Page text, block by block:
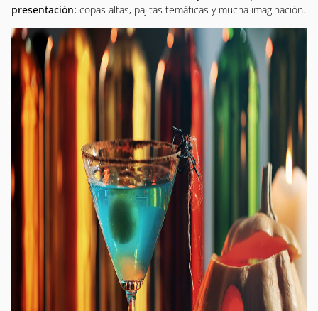
presentación: copas altas, pajitas temáticas y mucha imaginación.